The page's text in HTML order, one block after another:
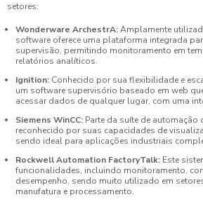
setores:
Wonderware ArchestrA:Amplamente
software oferece uma plataforma integrada
supervisão, permitindo monitoramento em
relatórios analíticos.
Ignition: Conhecido por sua flexibilidade e
um software supervisório baseado em web
acessar dados de qualquer lugar, com uma
Siemens WinCC: Parte da suíte de automação
reconhecido por suas capacidades de
sendo ideal para aplicações industriais
Rockwell Automation FactoryTalk: Este
funcionalidades, incluindo monitoramento,
desempenho, sendo muito utilizado em
manufatura e processamento.